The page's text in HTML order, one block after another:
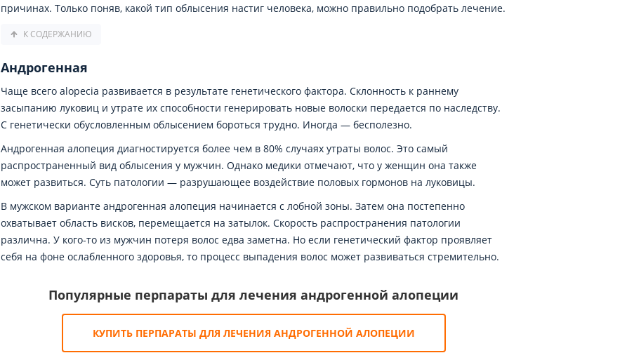
причинах. Только поняв, какой тип облысения настиг человека, можно правильно подобрать лечение.
К СОДЕРЖАНИЮ
Андрогенная
Чаще всего alopecia развивается в результате генетического фактора. Склонность к раннему
засыпанию луковиц и утрате их способности генерировать новые волоски передается по наследству.
С генетически обусловленным облысением бороться трудно. Иногда — бесполезно.
Андрогенная алопеция диагностируется более чем в 80% случаях утраты волос. Это самый
распространенный вид облысения у мужчин. Однако медики отмечают, что у женщин она также
может развиться. Суть патологии — разрушающее воздействие половых гормонов на луковицы.
В мужском варианте андрогенная алопеция начинается с лобной зоны. Затем она постепенно
охватывает область висков, перемещается на затылок. Скорость распространения патологии
различна. У кого-то из мужчин потеря волос едва заметна. Но если генетический фактор проявляет
себя на фоне ослабленного здоровья, то процесс выпадения волос может развиваться стремительно.
Популярные перпараты для лечения андрогенной алопеции
КУПИТЬ ПЕРПАРАТЫ ДЛЯ ЛЕЧЕНИЯ АНДРОГЕННОЙ АЛОПЕЦИИ